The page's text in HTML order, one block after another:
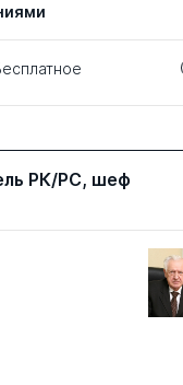
РК/РС, шеф